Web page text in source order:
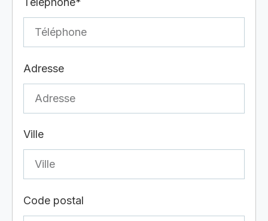
Adresse
Ville
Code postal